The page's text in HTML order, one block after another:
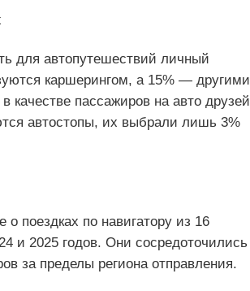
для автопутешествий личный
каршерингом, а 15% — другими
качестве пассажиров на авто друзей
автостопы, их выбрали лишь 3%
поездках по навигатору из 16
и 2025 годов. Они сосредоточились
за пределы региона отправления.